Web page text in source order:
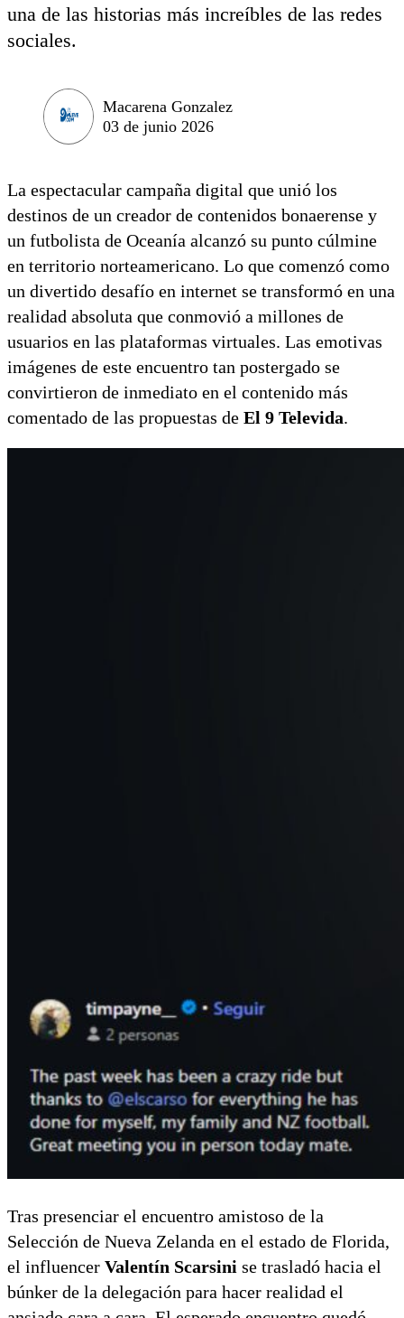
una de las historias más increíbles de las redes
sociales.
Macarena Gonzalez
03 de junio 2026
La espectacular campaña digital que unió los
destinos de un creador de contenidos bonaerense y
un futbolista de Oceanía alcanzó su punto cúlmine
en territorio norteamericano. Lo que comenzó como
un divertido desafío en internet se transformó en una
realidad absoluta que conmovió a millones de
usuarios en las plataformas virtuales. Las emotivas
imágenes de este encuentro tan postergado se
convirtieron de inmediato en el contenido más
comentado de las propuestas de El 9 Televida.
Tras presenciar el encuentro amistoso de la
Selección de Nueva Zelanda en el estado de Florida,
el influencer Valentín Scarsini se trasladó hacia el
búnker de la delegación para hacer realidad el